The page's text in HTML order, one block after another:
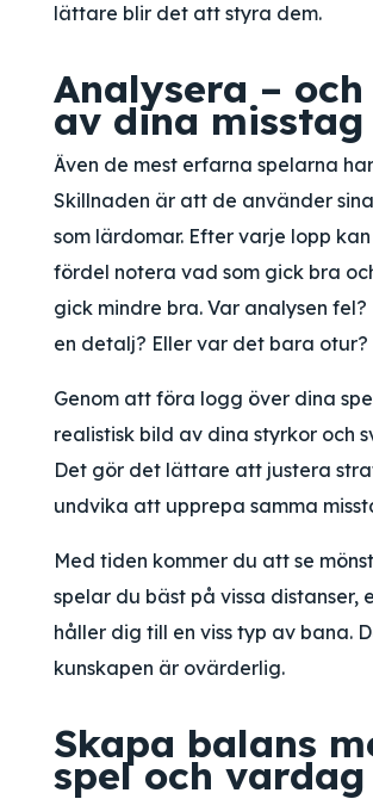
lättare blir det att styra dem.
Analysera –
av dina misstag
Även de mest erfarna spelarna
Skillnaden är att de använder
som lärdomar. Efter varje lopp
fördel notera vad som gick bra
gick mindre bra. Var analysen fel?
en detalj? Eller var det bara otur?
Genom att föra logg över dina
realistisk bild av dina styrkor och
Det gör det lättare att justera
undvika att upprepa samma
Med tiden kommer du att se
spelar du bäst på vissa distanser,
håller dig till en viss typ av bana.
kunskapen är ovärderlig.
Skapa balans
spel och vardag